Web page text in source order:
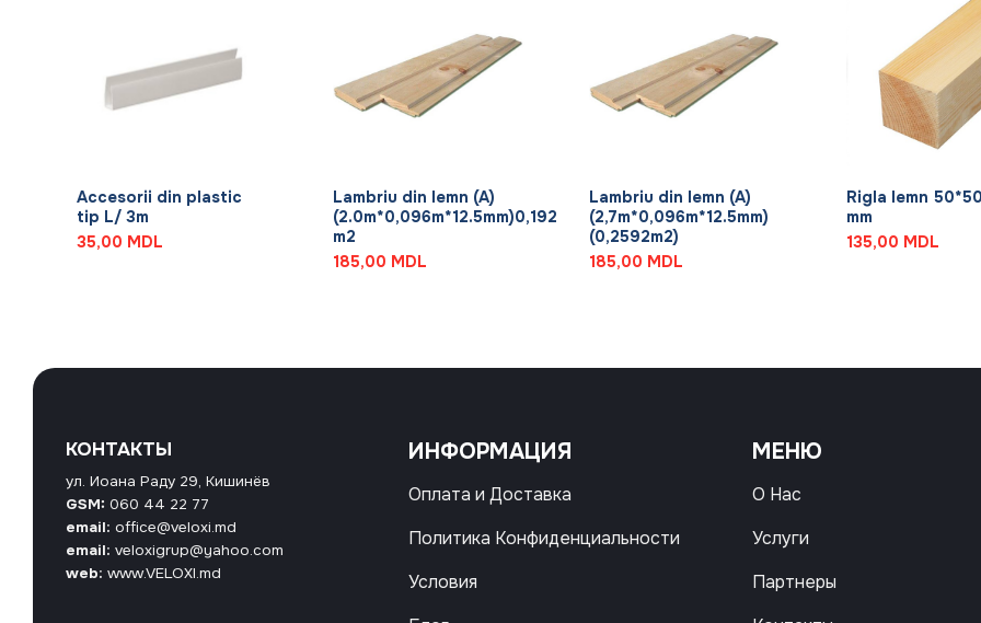
Accesorii din plastic
tip L/ 3m
35,00 MDL
Lambriu din lemn (A)
(2.0m*0,096m*12.5mm)0,192
m2
185,00 MDL
Lambriu din lemn (A)
(2,7m*0,096m*12.5mm)
(0,2592m2)
185,00 MDL
Rigla lemn
mm
135,00 MDL
КОНТАКТЫ
ул. Иоана Раду 29, Кишинёв
GSM: 060 44 22 77
email: office@veloxi.md
email: veloxigrup@yahoo.com
web: www.VELOXI.md
ИНФОРМАЦИЯ
Оплата и Доставка
Политика Конфиденциальности
Условия
МЕНЮ
О Нас
Услуги
Партнеры